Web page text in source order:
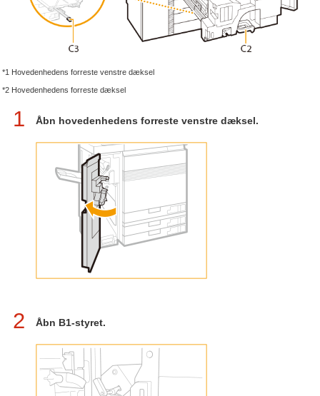
*1 Hovedenhedens forreste venstre dæksel
*2 Hovedenhedens forreste dæksel
1 Åbn hovedenhedens forreste venstre dæksel.
2 Åbn B1-styret.